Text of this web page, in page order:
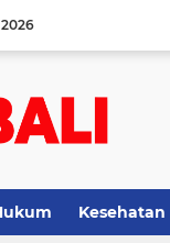
Kesehatan